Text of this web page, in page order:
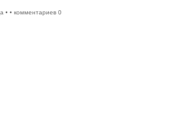
• • комментариев 0